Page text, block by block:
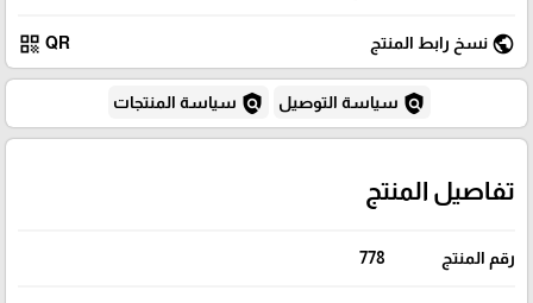
public نسخ رابط المنتج QR
qr_code
policy سياسة التوصيل policy سياسة المنتجات
تفاصيل المنتج
رقم المنتج 778